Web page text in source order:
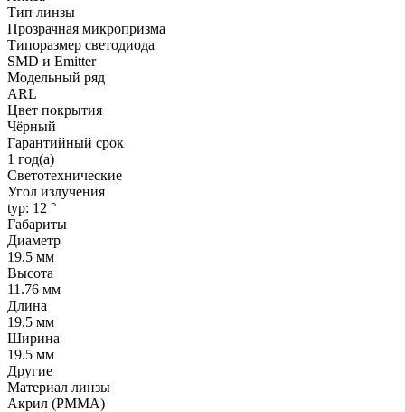
Тип линзы
Прозрачная микропризма
Типоразмер светодиода
SMD и Emitter
Модельный ряд
ARL
Цвет покрытия
Чёрный
Гарантийный срок
1 год(а)
Светотехнические
Угол излучения
typ: 12 °
Габариты
Диаметр
19.5 мм
Высота
11.76 мм
Длина
19.5 мм
Ширина
19.5 мм
Другие
Материал линзы
Акрил (PMMA)